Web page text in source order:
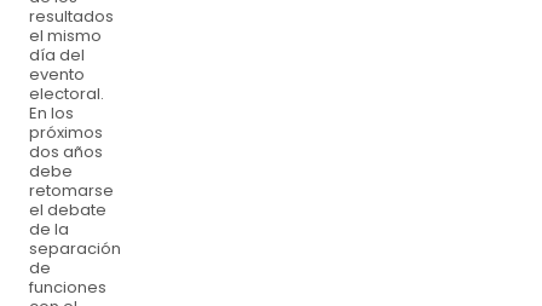
resultados
el mismo
día del
evento
electoral.
En los
próximos
dos años
debe
retomarse
el debate
de la
separación
de
funciones